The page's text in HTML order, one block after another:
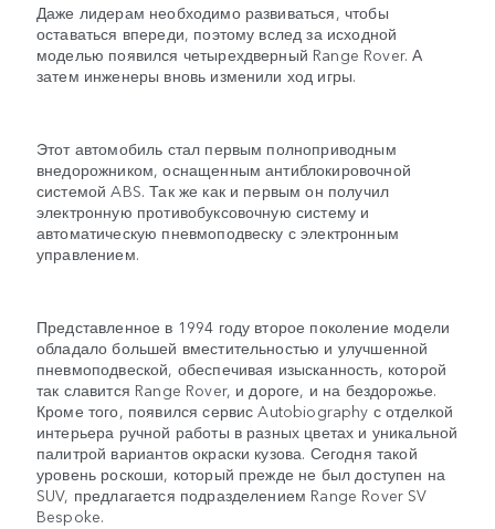
Даже лидерам необходимо развиваться, чтобы
оставаться впереди, поэтому вслед за исходной
моделью появился четырехдверный Range Rover. А
затем инженеры вновь изменили ход игры.
Этот автомобиль стал первым полноприводным
внедорожником, оснащенным антиблокировочной
системой ABS. Так же как и первым он получил
электронную противобуксовочную систему и
автоматическую пневмоподвеску с электронным
управлением.
Представленное в 1994 году второе поколение модели
обладало большей вместительностью и улучшенной
пневмоподвеской, обеспечивая изысканность, которой
так славится Range Rover, и дороге, и на бездорожье.
Кроме того, появился сервис Autobiography с отделкой
интерьера ручной работы в разных цветах и уникальной
палитрой вариантов окраски кузова. Сегодня такой
уровень роскоши, который прежде не был доступен на
SUV, предлагается подразделением Range Rover SV
Bespoke.